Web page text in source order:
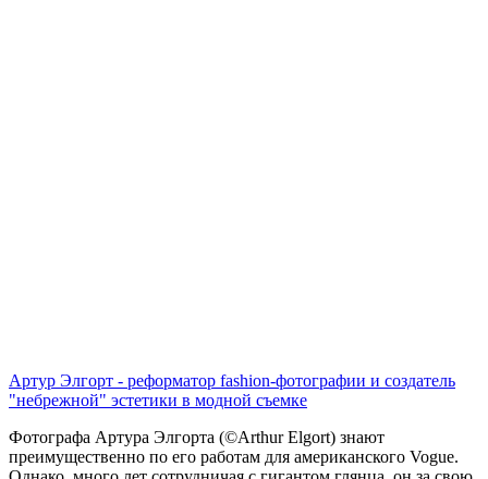
Артур Элгорт - реформатор fashion-фотографии и создатель
"небрежной" эстетики в модной съемке
Фотографа Артура Элгорта (©Arthur Elgort) знают
преимущественно по его работам для американского Vogue.